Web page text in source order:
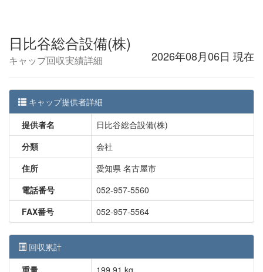
日比谷総合設備(株)
キャップ回収実績詳細 2026年08月06日 現在
キャップ提供者詳細
提供者名
日比谷総合設備(株)
分類
会社
住所
愛知県 名古屋市
電話番号
052-957-5560
FAX番号
052-957-5564
回収累計
重量
199.91 kg